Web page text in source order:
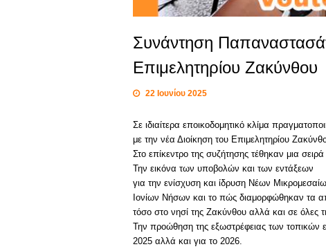
Συνάντηση
Επιμελητηρίου Ζακύνθου
22 Ιουνίου 2025
Σε ιδιαίτερα εποικοδομητικό κλίμα
με την νέα Διοίκηση του Επιμελητηρίου
Στο επίκεντρο της συζήτησης τέθηκαν μια
Την εικόνα των υποβολών και των εντάξεων
για την ενίσχυση και ίδρυση Νέων
Ιονίων Νήσων και το πώς διαμορφώθηκαν τα
τόσο στο νησί της Ζακύνθου αλλά και σε όλες
Την προώθηση της εξωστρέφειας των τοπικών
2025 αλλά και για το 2026.